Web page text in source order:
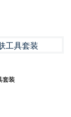
套装